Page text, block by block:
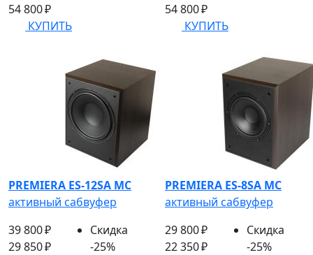
54 800 ₽
КУПИТЬ
54 800 ₽
КУПИТЬ
PREMIERA ES-12SA MC
активный сабвуфер
39 800 ₽
29 850 ₽
Скидка
-25%
PREMIERA ES-8SA MC
активный сабвуфер
29 800 ₽
22 350 ₽
Скидка
-25%